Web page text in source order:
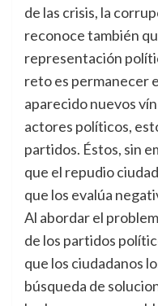
de las crisis, la
reconoce también
representación
reto es permanecer
aparecido nuevos
actores políticos,
partidos. Éstos, sin
que el repudio
que los evalúa
Al abordar el
de los partidos
que los ciudadanos
búsqueda de